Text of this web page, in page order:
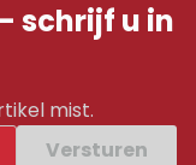
schrijf u in
mist.
Versturen